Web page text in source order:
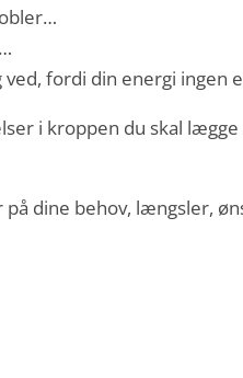
fordi din energi ingen
i kroppen du skal
på dine behov, længsler,